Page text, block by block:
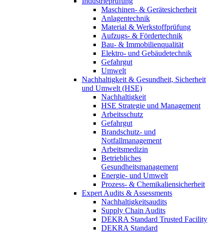
Maschinen- & Gerätesicherheit
Anlagentechnik
Material & Werkstoffprüfung
Aufzugs- & Fördertechnik
Bau- & Immobilienqualität
Elektro- und Gebäudetechnik
Gefahrgut
Umwelt
Nachhaltigkeit & Gesundheit, Sicherheit
und Umwelt (HSE)
Nachhaltigkeit
HSE Strategie und Management
Arbeitsschutz
Gefahrgut
Brandschutz- und
Notfallmanagement
Arbeitsmedizin
Betriebliches
Gesundheitsmanagement
Energie- und Umwelt
Prozess- & Chemikaliensicherheit
Expert Audits & Assessments
Nachhaltigkeitsaudits
Supply Chain Audits
DEKRA Standard Trusted Facility
DEKRA Standard